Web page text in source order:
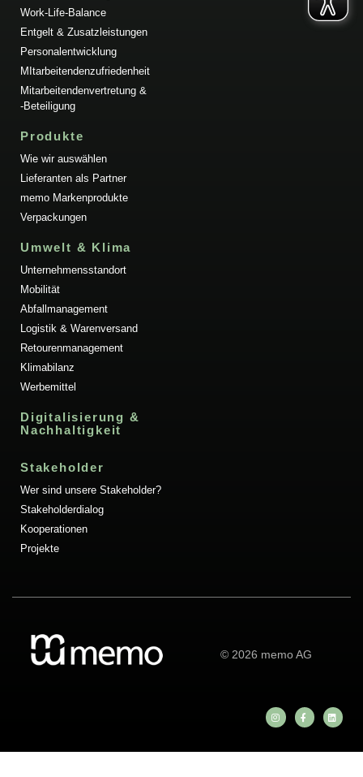
Work-Life-Balance
Entgelt & Zusatzleistungen
Personalentwicklung
MItarbeitendenzufriedenheit
Mitarbeitendenvertretung &
-Beteiligung
Produkte
Wie wir auswählen
Lieferanten als Partner
memo Markenprodukte
Verpackungen
Umwelt & Klima
Unternehmensstandort
Mobilität
Abfallmanagement
Logistik & Warenversand
Retourenmanagement
Klimabilanz
Werbemittel
Digitalisierung &
Nachhaltigkeit
Stakeholder
Wer sind unsere Stakeholder?
Stakeholderdialog
Kooperationen
Projekte
© 2026 memo AG